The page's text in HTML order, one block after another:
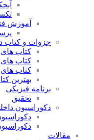
آموزش
جزوات و کتاب
کتاب
کتاب
کتاب
بهترین
برنامه فیزیکی
تحقیق
دکوراسیون
مقالات